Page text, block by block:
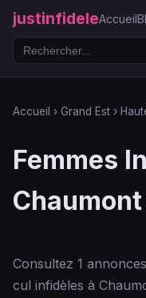
justinfideleAccueil
Accueil › Grand Est ›
Femmes
Consultez 1
cul infidèles à